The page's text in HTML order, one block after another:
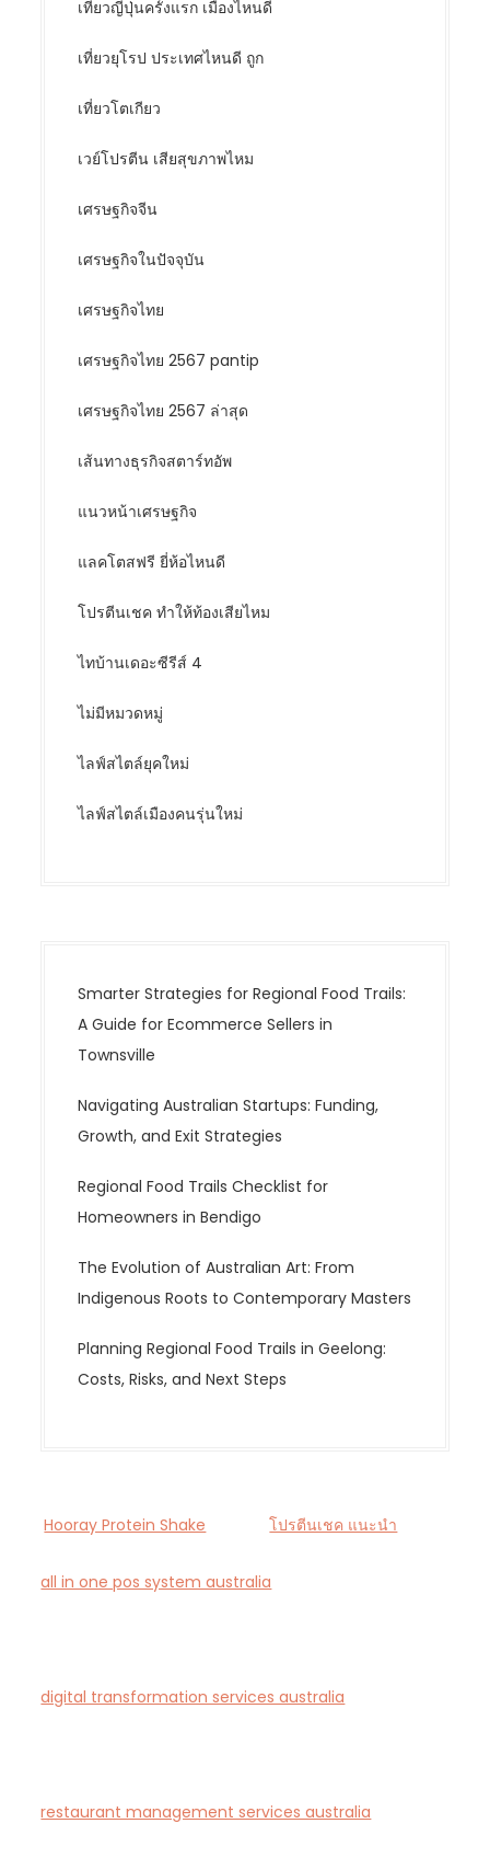
เที่ยวญี่ปุ่นครั้งแรก เมืองไหนดี
เที่ยวยุโรป ประเทศไหนดี ถูก
เที่ยวโตเกียว
เวย์โปรตีน เสียสุขภาพไหม
เศรษฐกิจจีน
เศรษฐกิจในปัจจุบัน
เศรษฐกิจไทย
เศรษฐกิจไทย 2567 pantip
เศรษฐกิจไทย 2567 ล่าสุด
เส้นทางธุรกิจสตาร์ทอัพ
แนวหน้าเศรษฐกิจ
แลคโตสฟรี ยี่ห้อไหนดี
โปรตีนเชค ทำให้ท้องเสียไหม
ไทบ้านเดอะซีรีส์ 4
ไม่มีหมวดหมู่
ไลฟ์สไตล์ยุคใหม่
ไลฟ์สไตล์เมืองคนรุ่นใหม่
Smarter Strategies for Regional Food Trails:
A Guide for Ecommerce Sellers in
Townsville
Navigating Australian Startups: Funding,
Growth, and Exit Strategies
Regional Food Trails Checklist for
Homeowners in Bendigo
The Evolution of Australian Art: From
Indigenous Roots to Contemporary Masters
Planning Regional Food Trails in Geelong:
Costs, Risks, and Next Steps
Hooray Protein Shake โปรตีนเชค แนะนำ
all in one pos system australia
digital transformation services australia
restaurant management services australia